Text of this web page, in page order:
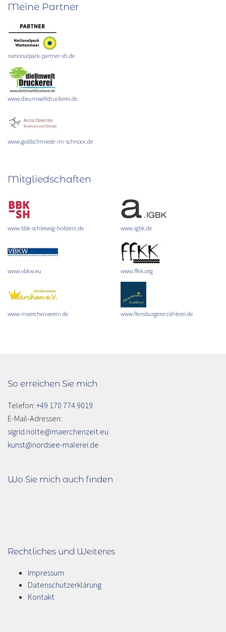
Meine Partner
nationalpark-partner-sh.de
www.dieumweltdruckerei.de
www.goldschmiede-im-schnoor.de
Mitgliedschaften
www.bbk-schleswig-holstein.de www.igbk.de
www.vbkw.eu www.ffkk.org
www.maerchenverein.de www.flensburgererzählerei.de
So erreichen Sie mich
Telefon: +49 170 774 9019
E-Mail-Adressen:
sigrid.nolte@maerchenzeit.eu
kunst@nordsee-malerei.de
Wo Sie mich auch finden
Rechtliches und Weiteres
Impressum
Datenschutzerklärung
Kontakt